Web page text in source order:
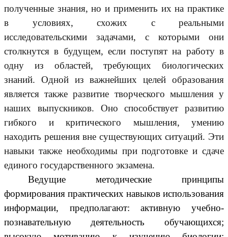
полученные знания, но и применить их на практике
в условиях, схожих с реальными
исследовательскими задачами, с которыми они
столкнутся в будущем, если поступят на работу в
одну из областей, требующих биологических
знаний. Одной из важнейших целей образования
является также развитие творческого мышления у
наших выпускников. Оно способствует развитию
гибкого и критического мышления, умению
находить решения вне существующих ситуаций. Эти
навыки также необходимы при подготовке и сдаче
единого государственного экзамена.
Ведущие методические принципы
формирования практических навыков использования
информации, предполагают: активную учебно-
познавательную деятельность обучающихся;